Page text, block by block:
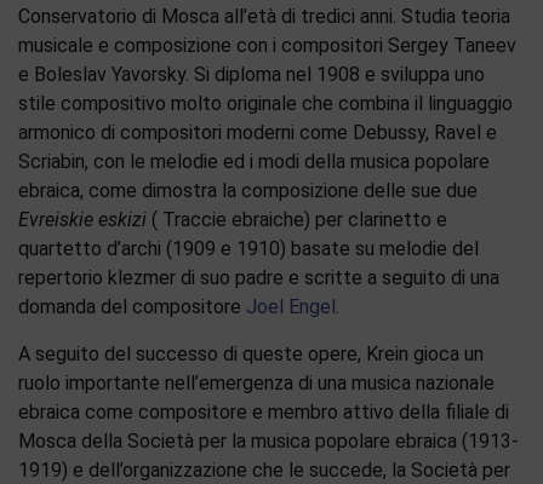
Conservatorio di Mosca all’età di tredici anni. Studia teoria
musicale e composizione con i compositori Sergey Taneev
e Boleslav Yavorsky. Si diploma nel 1908 e sviluppa uno
stile compositivo molto originale che combina il linguaggio
armonico di compositori moderni come Debussy, Ravel e
Scriabin, con le melodie ed i modi della musica popolare
ebraica, come dimostra la composizione delle sue due
Evreiskie eskizi ( Traccie ebraiche) per clarinetto e
quartetto d’archi (1909 e 1910) basate su melodie del
repertorio klezmer di suo padre e scritte a seguito di una
domanda del compositore Joel Engel
A seguito del successo di queste opere, Krein gioca un
ruolo importante nell’emergenza di una musica nazionale
ebraica come compositore e membro attivo della filiale di
Mosca della Società per la musica popolare ebraica (1913-
1919) e dell’organizzazione che le succede, la Società per